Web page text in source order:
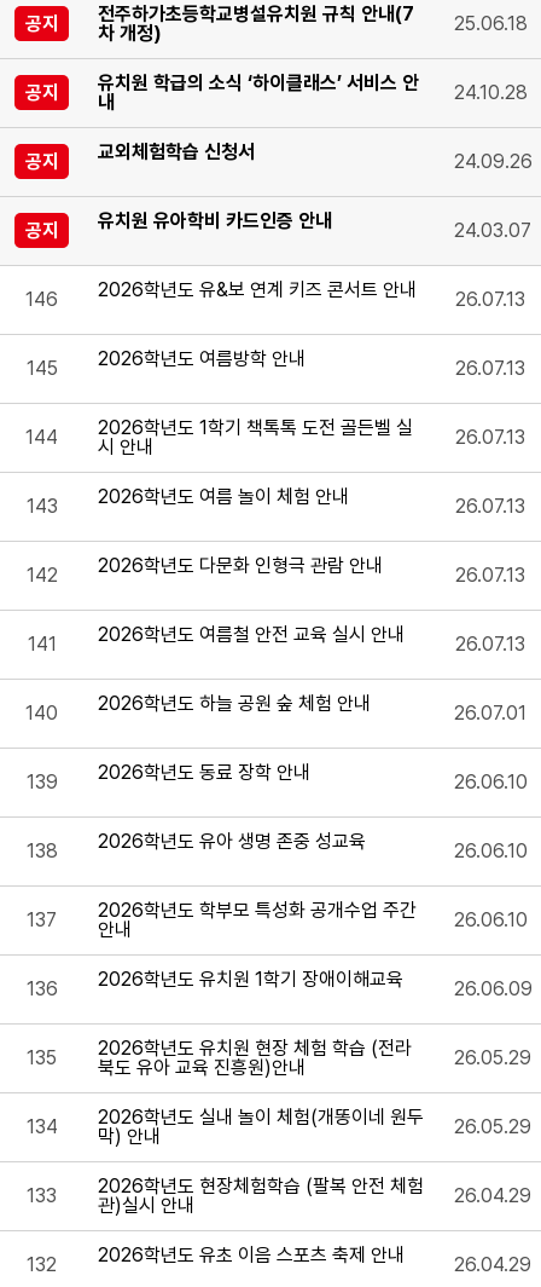
공지
전주하가초등학교병설유치원 규칙 안내(7
차 개정)
25.06.18
공지
유치원 학급의 소식 ‘하이클래스’ 서비스 안
내
24.10.28
공지 교외체험학습 신청서 24.09.26
공지 유치원 유아학비 카드인증 안내 24.03.07
146 2026학년도 유&보 연계 키즈 콘서트 안내 26.07.13
145 2026학년도 여름방학 안내 26.07.13
144
2026학년도 1학기 책톡톡 도전 골든벨 실
시 안내
26.07.13
143 2026학년도 여름 놀이 체험 안내 26.07.13
142 2026학년도 다문화 인형극 관람 안내 26.07.13
141 2026학년도 여름철 안전 교육 실시 안내 26.07.13
140 2026학년도 하늘 공원 숲 체험 안내 26.07.01
139 2026학년도 동료 장학 안내 26.06.10
138 2026학년도 유아 생명 존중 성교육 26.06.10
137
2026학년도 학부모 특성화 공개수업 주간
안내
26.06.10
136 2026학년도 유치원 1학기 장애이해교육 26.06.09
135
2026학년도 유치원 현장 체험 학습 (전라
북도 유아 교육 진흥원)안내
26.05.29
134
2026학년도 실내 놀이 체험(개똥이네 원두
막) 안내
26.05.29
133
2026학년도 현장체험학습 (팔복 안전 체험
관)실시 안내
26.04.29
132 2026학년도 유초 이음 스포츠 축제 안내 26.04.29